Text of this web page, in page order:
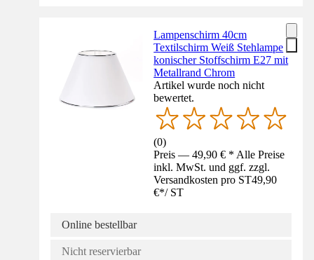
Lampenschirm 40cm
Textilschirm Weiß Stehlampe
konischer Stoffschirm E27 mit
Metallrand Chrom
Artikel wurde noch nicht
bewertet.
(0)
Preis — 49,90 € * Alle Preise
inkl. MwSt. und ggf. zzgl.
Versandkosten pro ST49,90
€*/ ST
Online bestellbar
Nicht reservierbar